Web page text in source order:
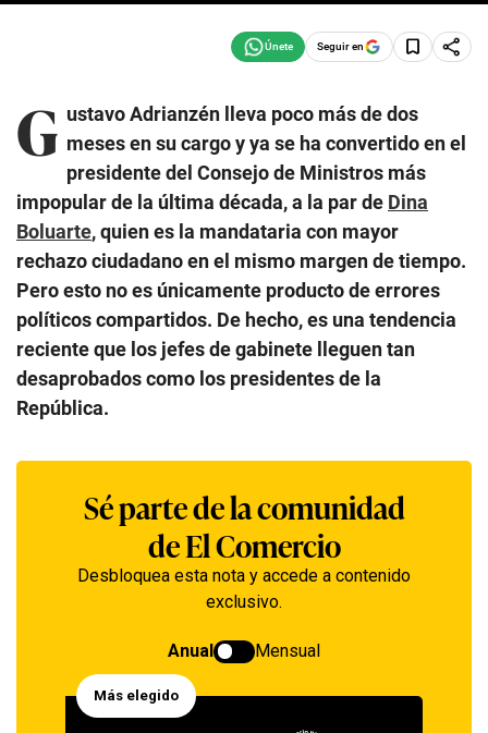
Seguir en
G ustavo Adrianzén lleva poco más de dos
meses en su cargo y ya se ha convertido en el
presidente del Consejo de Ministros más
impopular de la última década, a la par de Dina
Boluarte, quien es la mandataria con mayor
rechazo ciudadano en el mismo margen de tiempo.
Pero esto no es únicamente producto de errores
políticos compartidos. De hecho, es una tendencia
reciente que los jefes de gabinete lleguen tan
desaprobados como los presidentes de la
República.